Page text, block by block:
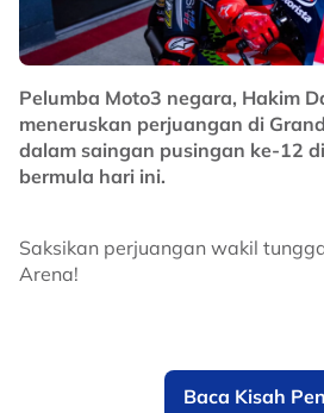
Pelumba Moto3 negara, Hakim
meneruskan perjuangan di
dalam saingan pusingan ke-12
bermula hari ini.
Saksikan perjuangan wakil
Arena!
8/8/2026: MotoGP 2026: Great
2/Qualifying 1 & 2 (4.35 Petang)
Baca Kisah